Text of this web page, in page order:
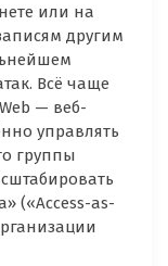
или на
другим
Всё чаще
— веб-
управлять
группы
(«Access-as-